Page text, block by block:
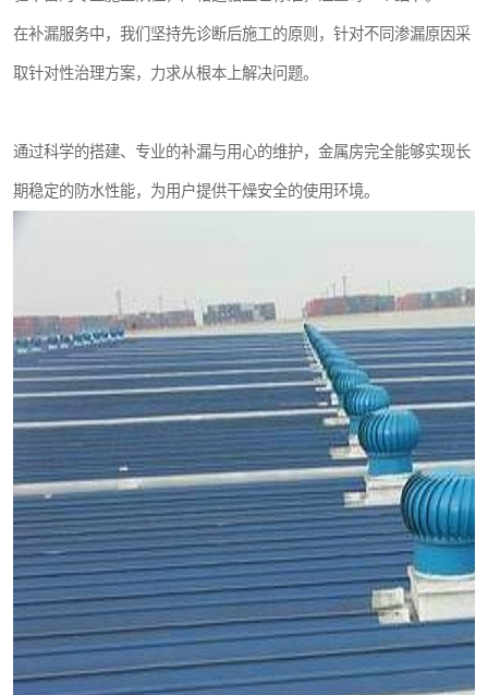
在补漏服务中，我们坚持先诊断后施工的原则，针对不同渗漏原因采
取针对性治理方案，力求从根本上解决问题。
通过科学的搭建、专业的补漏与用心的维护，金属房完全能够实现长
期稳定的防水性能，为用户提供干燥安全的使用环境。